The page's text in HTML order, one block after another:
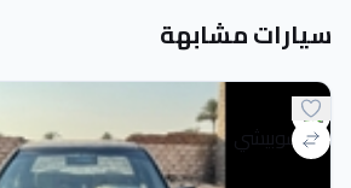
سيارات مشابهة